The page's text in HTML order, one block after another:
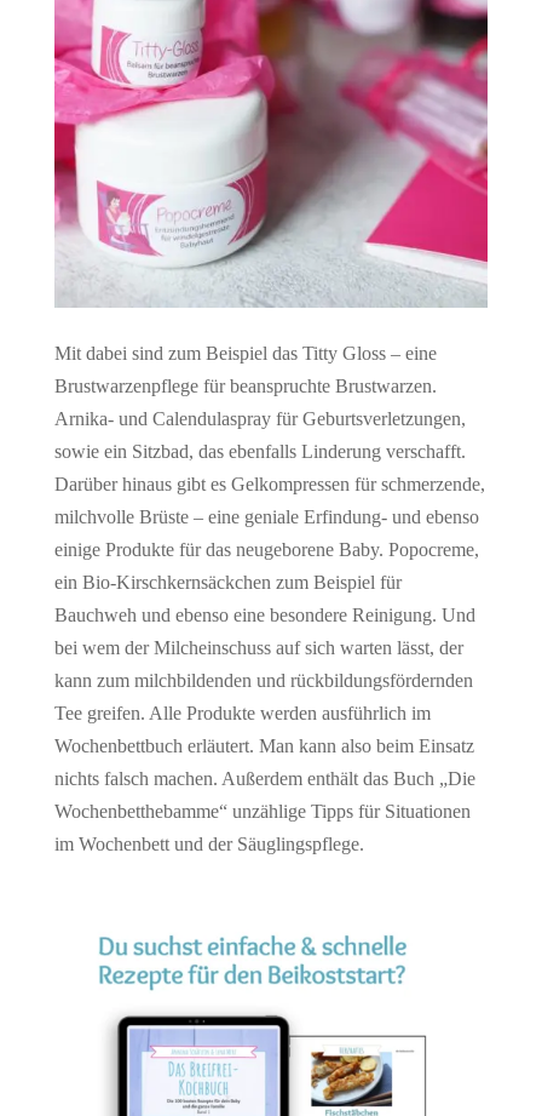
Mit dabei sind zum Beispiel das Titty Gloss – eine
Brustwarzenpflege für beanspruchte Brustwarzen.
Arnika- und Calendulaspray für Geburtsverletzungen,
sowie ein Sitzbad, das ebenfalls Linderung verschafft.
Darüber hinaus gibt es Gelkompressen für schmerzende,
milchvolle Brüste – eine geniale Erfindung- und ebenso
einige Produkte für das neugeborene Baby. Popocreme,
ein Bio-Kirschkernsäckchen zum Beispiel für
Bauchweh und ebenso eine besondere Reinigung. Und
bei wem der Milcheinschuss auf sich warten lässt, der
kann zum milchbildenden und rückbildungsfördernden
Tee greifen. Alle Produkte werden ausführlich im
Wochenbettbuch erläutert. Man kann also beim Einsatz
nichts falsch machen. Außerdem enthält das Buch „Die
Wochenbetthebamme“ unzählige Tipps für Situationen
im Wochenbett und der Säuglingspflege.